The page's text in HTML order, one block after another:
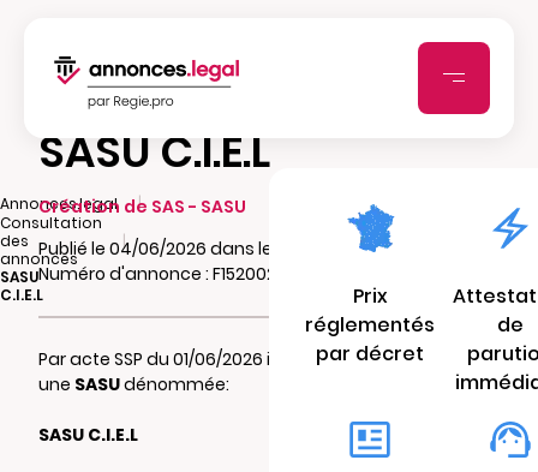
Annonces.legal
|
Consultation
des
annonces
|
SASU
C.I.E.L
SASU C.I.E.L
Création de SAS - SASU
Publié le 04/06/2026 dans le journal Actu.fr
Numéro d'annonce : F15200276ih35
Par acte SSP du 01/06/2026 il a été constitué
une SASUdénommée:
SASU C.I.E.L
Prix
réglementés
par décret
de